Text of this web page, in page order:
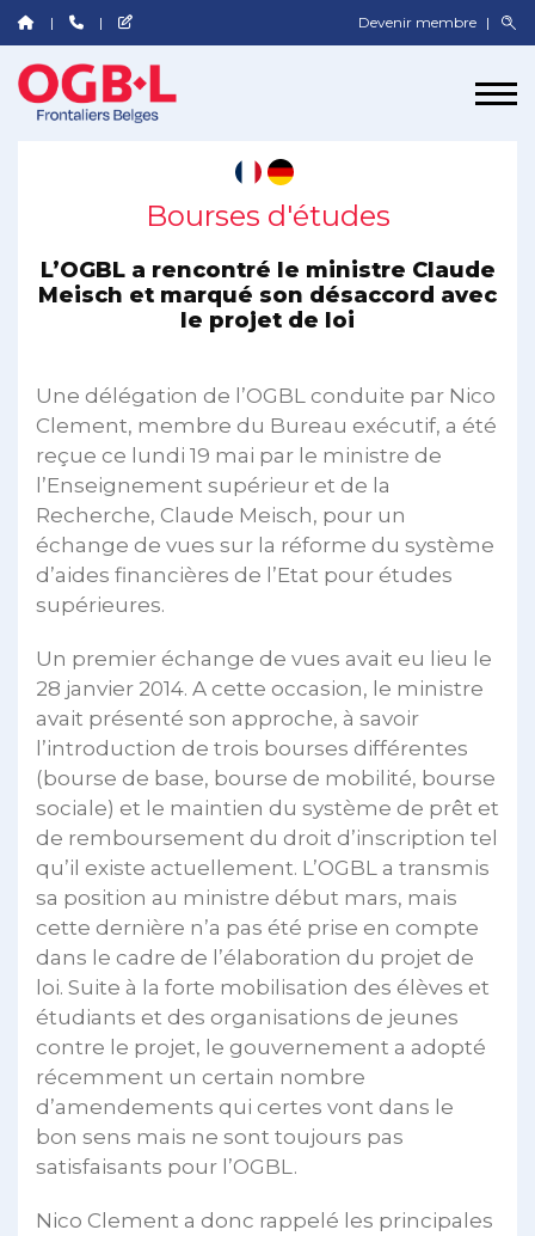
Devenir membre
Bourses d'études
L’OGBL a rencontré le ministre Claude
Meisch et marqué son désaccord avec
le projet de loi
Une délégation de l’OGBL conduite par Nico
Clement, membre du Bureau exécutif, a été
reçue ce lundi 19 mai par le ministre de
l’Enseignement supérieur et de la
Recherche, Claude Meisch, pour un
échange de vues sur la réforme du système
d’aides financières de l’Etat pour études
supérieures.
Un premier échange de vues avait eu lieu le
28 janvier 2014. A cette occasion, le ministre
avait présenté son approche, à savoir
l’introduction de trois bourses différentes
(bourse de base, bourse de mobilité, bourse
sociale) et le maintien du système de prêt et
de remboursement du droit d’inscription tel
qu’il existe actuellement. L’OGBL a transmis
sa position au ministre début mars, mais
cette dernière n’a pas été prise en compte
dans le cadre de l’élaboration du projet de
loi. Suite à la forte mobilisation des élèves et
étudiants et des organisations de jeunes
contre le projet, le gouvernement a adopté
récemment un certain nombre
d’amendements qui certes vont dans le
bon sens mais ne sont toujours pas
satisfaisants pour l’OGBL.
Nico Clement a donc rappelé les principales